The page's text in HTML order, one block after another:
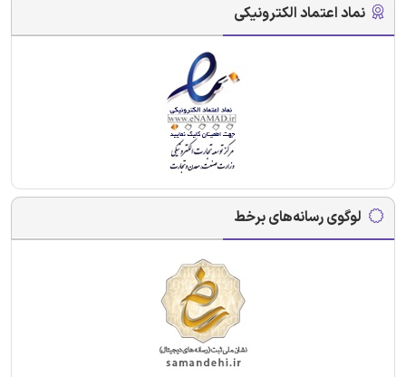
نماد اعتماد الکترونیکی
لوگوی رسانه‌های برخط